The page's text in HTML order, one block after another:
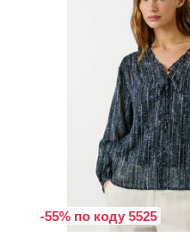
-55% по коду 5525